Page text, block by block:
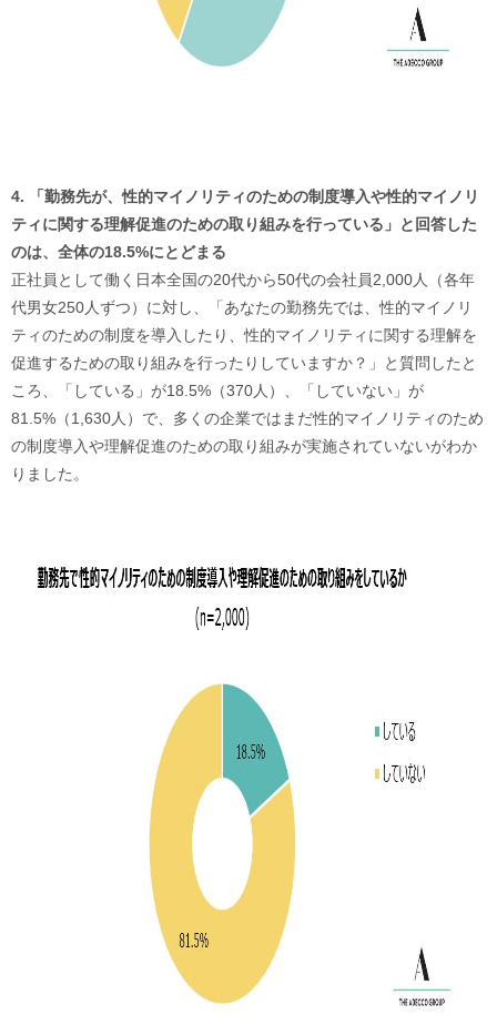
4. 「勤務先が、性的マイノリティのための制度導入や性的マイノリ
ティに関する理解促進のための取り組みを行っている」と回答した
のは、全体の18.5%にとどまる
正社員として働く日本全国の20代から50代の会社員2,000人（各年
代男女250人ずつ）に対し、「あなたの勤務先では、性的マイノリ
ティのための制度を導入したり、性的マイノリティに関する理解を
促進するための取り組みを行ったりしていますか？」と質問したと
ころ、「している」が18.5%（370人）、「していない」が
81.5%（1,630人）で、多くの企業ではまだ性的マイノリティのため
の制度導入や理解促進のための取り組みが実施されていないがわか
りました。